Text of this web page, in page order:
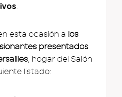
.
esta ocasión a los
presentados
, hogar del Salón
listado: